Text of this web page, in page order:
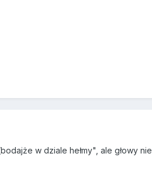
w dziale hełmy", ale głowy